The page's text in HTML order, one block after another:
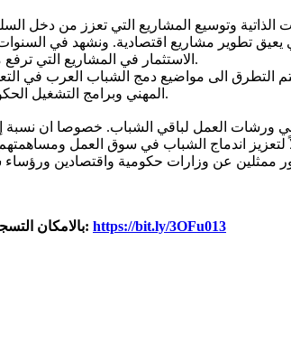
يعيق تطوير مشاريع اقتصادية. ونشهد في
الاستثمار في المشاريع التي ترفع مستوى الدخل الذاتي.
المؤتمر ستناقش موضوع الاستثمار في الشباب العربي الذين تصل نسبتهم بين الشباب في البلاد الى حوالي 25٪. وسيتم التطرق الى
المهني وبرامج التشغيل الحكومية والقطاع الخاص.
والتشغيل الأمن للشباب في ورشات العمل لباقي الشباب. خصوصا
جامعة تل ابيب, بحضور ممثلين عن وزارات حكومية واقتصادين
بالامكان التسجيل عبر الرابط التالي: https://bit.ly/3OFu013